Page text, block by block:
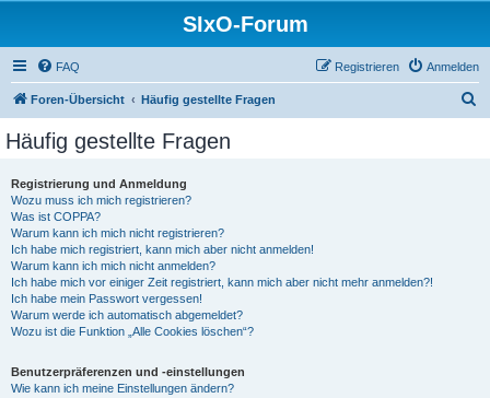
SIxO-Forum
FAQ Anmelden
Registrieren
Foren-Übersicht Häufig gestellte Fragen
Häufig gestellte Fragen
Registrierung und Anmeldung
Wozu muss ich mich registrieren?
Was ist COPPA?
Warum kann ich mich nicht registrieren?
Ich habe mich registriert, kann mich aber nicht anmelden!
Warum kann ich mich nicht anmelden?
Ich habe mich vor einiger Zeit registriert, kann mich aber nicht mehr anmelden?!
Ich habe mein Passwort vergessen!
Warum werde ich automatisch abgemeldet?
Wozu ist die Funktion „Alle Cookies löschen“?
Benutzerpräferenzen und -einstellungen
Wie kann ich meine Einstellungen ändern?